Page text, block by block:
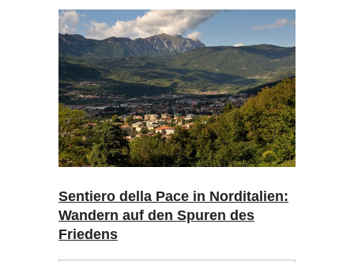
Sentiero della Pace in Norditalien:
Wandern auf den Spuren des
Friedens